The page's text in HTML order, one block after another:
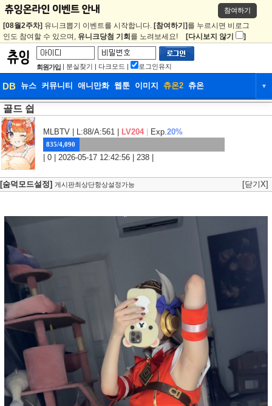
참여하기
[08월2주차] 유니크뽑기 이벤트를 시작합니다. [참여하기] 를 누르시면 비로그
인도 참여할 수 있으며, 유니크당첨 기회 를 노려보세요! [다시보지 않기 ]
회원가입 | 분실찾기 | 다크모드 | 로그인유지
DB 뉴스 커뮤니티 애니만화 웹툰 이미지 츄온2 츄온 ▼
웹툰 이미지 츄온2
골드 쉽
MLBTV | L:88/A:561 | LV204 Exp.20%
835/4,090
| 0 | 2026-05-17 12:42:56 | 238 |
[숨덕모드설정] 게시판최상단항상설정가능 [닫기X]